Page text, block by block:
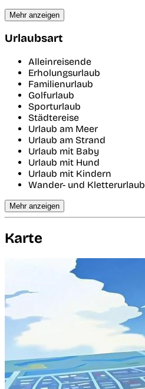
Mehr anzeigen
Urlaubsart
Alleinreisende
Erholungsurlaub
Familienurlaub
Golfurlaub
Sporturlaub
Städtereise
Urlaub am Meer
Urlaub am Strand
Urlaub mit Baby
Urlaub mit Hund
Urlaub mit Kindern
Wander- und Kletterurlaub
Mehr anzeigen
Karte